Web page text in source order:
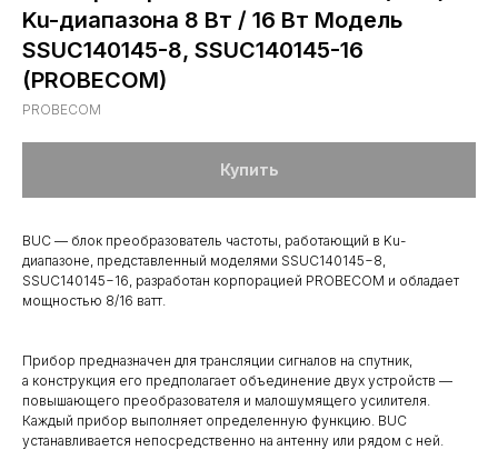
Ku-диапазона 8 Вт / 16 Вт Модель
SSUC140145-8, SSUC140145-16
(PROBECOM)
PROBECOM
Купить
BUC — блок преобразователь частоты, работающий в Ku-
диапазоне, представленный моделями SSUC140145−8,
SSUC140145−16, разработан корпорацией PROBECOM и обладает
мощностью 8/16 ватт.
Прибор предназначен для трансляции сигналов на спутник,
а конструкция его предполагает объединение двух устройств —
повышающего преобразователя и малошумящего усилителя.
Каждый прибор выполняет определенную функцию. BUC
устанавливается непосредственно на антенну или рядом с ней.